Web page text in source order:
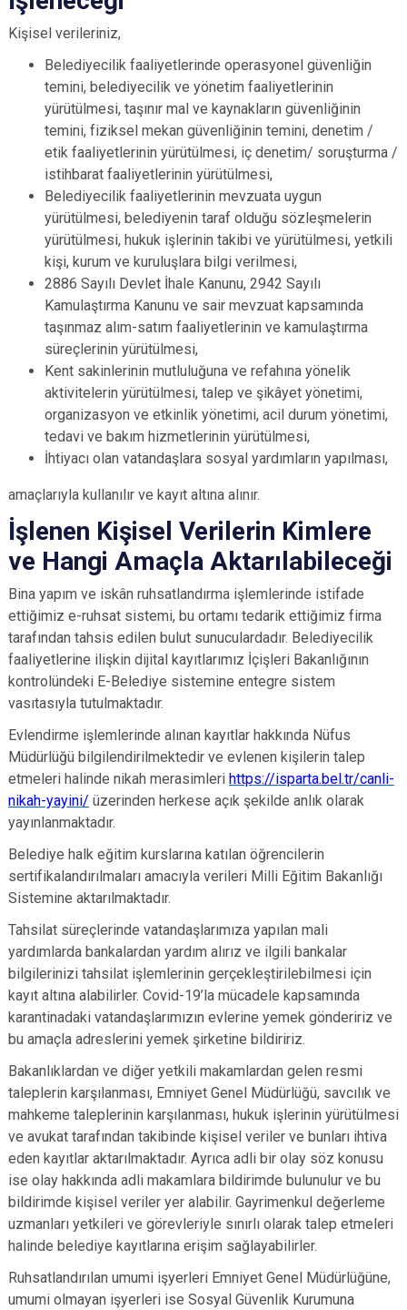
Kişisel verileriniz,
Belediyecilik faaliyetlerinde operasyonel güvenliğin
temini, belediyecilik ve yönetim faaliyetlerinin
yürütülmesi, taşınır mal ve kaynakların güvenliğinin
temini, fiziksel mekan güvenliğinin temini, denetim /
etik faaliyetlerinin yürütülmesi, iç denetim/ soruşturma /
istihbarat faaliyetlerinin yürütülmesi,
Belediyecilik faaliyetlerinin mevzuata uygun
yürütülmesi, belediyenin taraf olduğu sözleşmelerin
yürütülmesi, hukuk işlerinin takibi ve yürütülmesi, yetkili
kişi, kurum ve kuruluşlara bilgi verilmesi,
2886 Sayılı Devlet İhale Kanunu, 2942 Sayılı
Kamulaştırma Kanunu ve sair mevzuat kapsamında
taşınmaz alım-satım faaliyetlerinin ve kamulaştırma
süreçlerinin yürütülmesi,
Kent sakinlerinin mutluluğuna ve refahına yönelik
aktivitelerin yürütülmesi, talep ve şikâyet yönetimi,
organizasyon ve etkinlik yönetimi, acil durum yönetimi,
tedavi ve bakım hizmetlerinin yürütülmesi,
İhtiyacı olan vatandaşlara sosyal yardımların yapılması,
amaçlarıyla kullanılır ve kayıt altına alınır.
İşlenen Kişisel Verilerin Kimlere
ve Hangi Amaçla Aktarılabileceği
Bina yapım ve iskân ruhsatlandırma işlemlerinde istifade
ettiğimiz e-ruhsat sistemi, bu ortamı tedarik ettiğimiz firma
tarafından tahsis edilen bulut sunuculardadır. Belediyecilik
faaliyetlerine ilişkin dijital kayıtlarımız İçişleri Bakanlığının
kontrolündeki E-Belediye sistemine entegre sistem
vasıtasıyla tutulmaktadır.
Evlendirme işlemlerinde alınan kayıtlar hakkında Nüfus
Müdürlüğü bilgilendirilmektedir ve evlenen kişilerin talep
etmeleri halinde nikah merasimleri https://isparta.bel.tr/canli-
nikah-yayini/ üzerinden herkese açık şekilde anlık olarak
yayınlanmaktadır.
Belediye halk eğitim kurslarına katılan öğrencilerin
sertifikalandırılmaları amacıyla verileri Milli Eğitim Bakanlığı
Sistemine aktarılmaktadır.
Tahsilat süreçlerinde vatandaşlarımıza yapılan mali
yardımlarda bankalardan yardım alırız ve ilgili bankalar
bilgilerinizi tahsilat işlemlerinin gerçekleştirilebilmesi için
kayıt altına alabilirler. Covid-19’la mücadele kapsamında
karantinadaki vatandaşlarımızın evlerine yemek göndeririz ve
bu amaçla adreslerini yemek şirketine bildiririz.
Bakanlıklardan ve diğer yetkili makamlardan gelen resmi
taleplerin karşılanması, Emniyet Genel Müdürlüğü, savcılık ve
mahkeme taleplerinin karşılanması, hukuk işlerinin yürütülmesi
ve avukat tarafından takibinde kişisel veriler ve bunları ihtiva
eden kayıtlar aktarılmaktadır. Ayrıca adli bir olay söz konusu
ise olay hakkında adli makamlara bildirimde bulunulur ve bu
bildirimde kişisel veriler yer alabilir. Gayrimenkul değerleme
uzmanları yetkileri ve görevleriyle sınırlı olarak talep etmeleri
halinde belediye kayıtlarına erişim sağlayabilirler.
Ruhsatlandırılan umumi işyerleri Emniyet Genel Müdürlüğüne,
umumi olmayan işyerleri ise Sosyal Güvenlik Kurumuna